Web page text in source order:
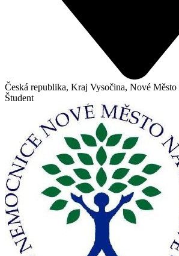
Česká republika, Kraj Vysočina, Nové Město
Študent